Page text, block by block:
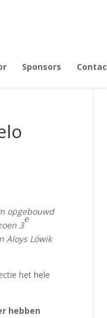
Sponsors
opgebouwd
3
e
Aloys Löwik
het hele
hebben